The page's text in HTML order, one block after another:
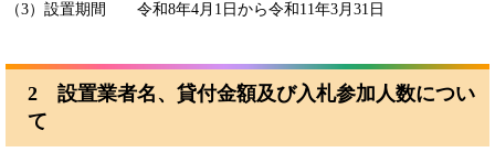
（3）設置期間 令和8年4月1日から令和11年3月31日
2 設置業者名、貸付金額及び入札参加人数につい
て